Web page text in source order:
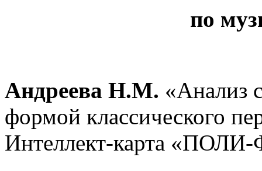
по
Андреева Н.М. «Анализ
формой классического
Интеллект-карта